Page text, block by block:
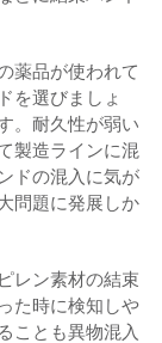
薬品が使われて
を選びましょ
。耐久性が弱い
製造ラインに混
ドの混入に気が
問題に発展しか
レン素材の結束
た時に検知しや
ことも異物混入